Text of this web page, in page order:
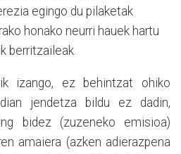
egingo du pilaketak
honako neurri hauek hartu
berritzaileak.
izango, ez behintzat ohiko
jendetza bildu ez dadin,
bidez (zuzeneko emisioa)
amaiera (azken adierazpena